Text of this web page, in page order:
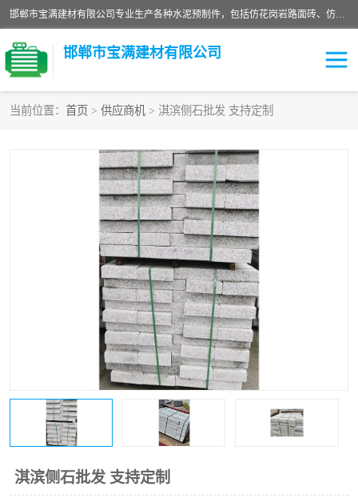
邯郸市宝满建材有限公司专业生产各种水泥预制件，包括仿花岗岩路面砖、仿花岗岩人行道砖、仿花岗岩路侧石、烧结砖、植草砖、码头砖连锁块、仿花岗岩路侧石、沙井盖、水泥盖板等各种水泥制品
邯郸市宝满建材有限公司
当前位置： 首页 > 供应商机 > 淇滨侧石批发 支持定制
淇滨侧石批发 支持定制
混凝土路沿石
便道砖
花岗岩路岩石 盲道砖
pc仿石砖